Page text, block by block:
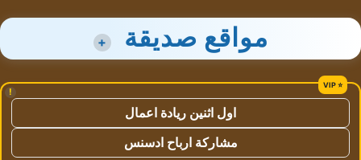
مواقع صديقة +
!
اول اثنين ريادة اعمال
مشاركة ارباح ادسنس